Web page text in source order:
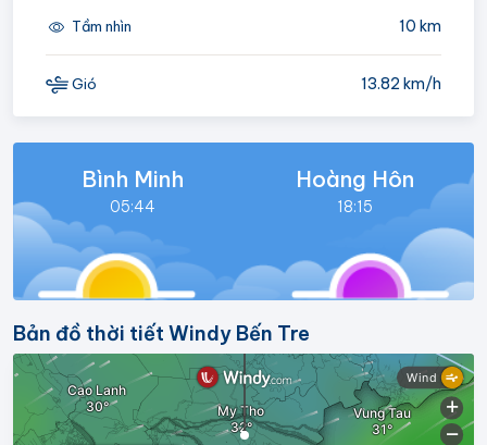
Tầm nhìn 10 km
Gió 13.82 km/h
Bình Minh
05:44
Hoàng Hôn
18:15
Bản đồ thời tiết Windy Bến Tre